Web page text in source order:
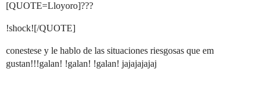
[QUOTE=Lloyoro]???
!shock![/QUOTE]
conestese y le hablo de las situaciones riesgosas que em
gustan!!!galan! !galan! !galan! jajajajajaj